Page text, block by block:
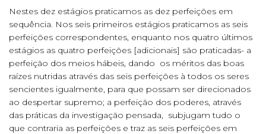
Nestes dez estágios praticamos as dez perfeições em
sequência. Nos seis primeiros estágios praticamos as seis
perfeições correspondentes, enquanto nos quatro últimos
estágios as quatro perfeições [adicionais] são praticadas- a
perfeição dos meios hábeis, dando os méritos das boas
raízes nutridas através das seis perfeições à todos os seres
sencientes igualmente, para que possam ser direcionados
ao despertar supremo; a perfeição dos poderes, através
das práticas da investigação pensada, subjugam tudo o
que contraria as perfeições e traz as seis perfeições em